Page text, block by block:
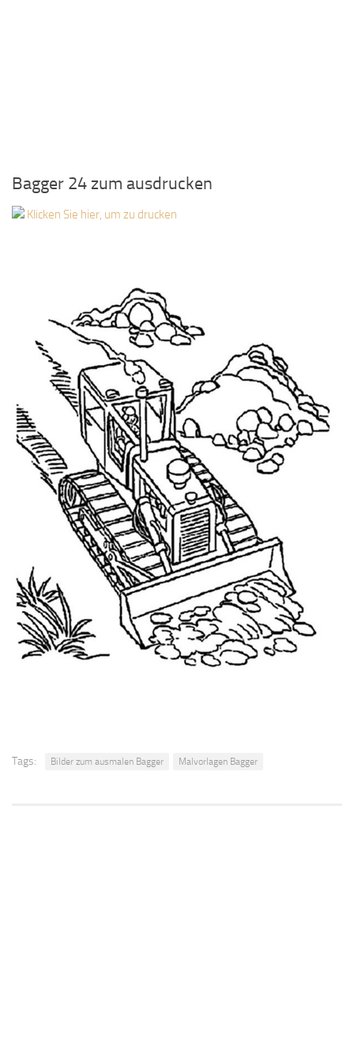
Bagger 24 zum ausdrucken
Klicken Sie hier, um zu drucken
Tags: Bilder zum ausmalen Bagger Malvorlagen Bagger